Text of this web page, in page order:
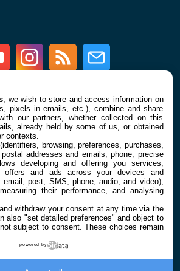
Youtube InstagramRSS Newsletter
À PROPOS
La rédaction
Contact
, we wish to store and access information on
pixels in emails, etc.), combine and share
our partners, whether collected on this
already held by some of us, or obtained
contexts.
browsing, preferences, purchases,
addresses and emails, phone, precise
developing and offering you services,
offers and ads across your devices and
email, post, SMS, phone, audio, and video),
their performance, and analysing
withdraw your consent at any time via the
also "set detailed preferences" and object to
subject to consent. These choices remain
powered by